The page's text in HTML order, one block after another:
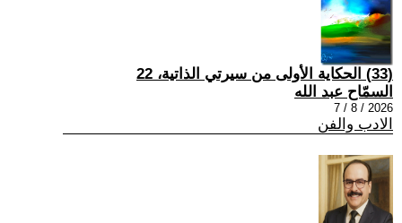
(33) الحكاية الأولى من سيرتي الذاتية، 22
السمّاح عبد الله
2026 / 8 / 7
الادب والفن